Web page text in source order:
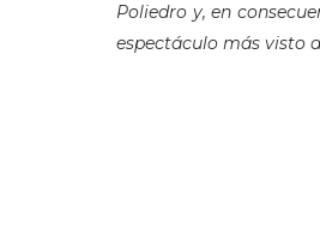
Poliedro y, en
espectáculo más visto